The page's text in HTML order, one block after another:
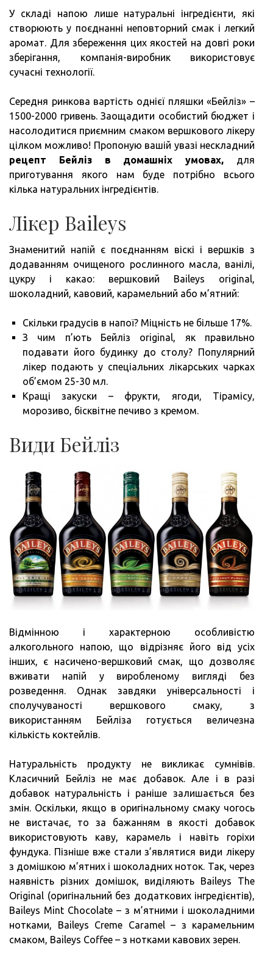
У складі напою лише натуральні інгредієнти, які
створюють у поєднанні неповторний смак і легкий
аромат. Для збереження цих якостей на довгі роки
зберігання, компанія-виробник використовує
сучасні технології.
Середня ринкова вартість однієї пляшки «Бейліз» –
1500-2000 гривень. Заощадити особистий бюджет і
насолодитися приємним смаком вершкового лікеру
цілком можливо! Пропоную вашій увазі нескладний
рецепт Бейліз в домашніх умовах, для
приготування якого нам буде потрібно всього
кілька натуральних інгредієнтів.
Лікер Baileys
Знаменитий напій є поєднанням віскі і вершків з
додаванням очищеного рослинного масла, ванілі,
цукру і какао: вершковий Baileys original,
шоколадний, кавовий, карамельний або м’ятний:
Скільки градусів в напої? Міцність не більше 17%.
З чим п’ють Бейліз original, як правильно
подавати його будинку до столу? Популярний
лікер подають у спеціальних лікарських чарках
об’ємом 25-30 мл.
Кращі закуски – фрукти, ягоди, Тірамісу,
морозиво, бісквітне печиво з кремом.
Види Бейліз
Відмінною і характерною особливістю
алкогольного напою, що відрізняє його від усіх
інших, є насичено-вершковий смак, що дозволяє
вживати напій у виробленому вигляді без
розведення. Однак завдяки універсальності і
сполучуваності вершкового смаку, з
використанням Бейліза готується величезна
кількість коктейлів.
Натуральність продукту не викликає сумнівів.
Класичний Бейліз не має добавок. Але і в разі
добавок натуральність і раніше залишається без
змін. Оскільки, якщо в оригінальному смаку чогось
не вистачає, то за бажанням в якості добавок
використовують каву, карамель і навіть горіхи
фундука. Пізніше вже стали з’являтися види лікеру
з домішкою м’ятних і шоколадних ноток. Так, через
наявність різних домішок, виділяють Baileys The
Original (оригінальний без додаткових інгредієнтів),
Baileys Mint Chocolate – з м’ятними і шоколадними
нотками, Baileys Creme Caramel – з карамельним
смаком, Baileys Coffee – з нотками кавових зерен.